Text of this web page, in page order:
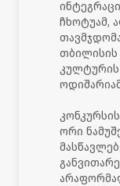
ჩხოტუამ,
თბილისის
კულტურის
ორი